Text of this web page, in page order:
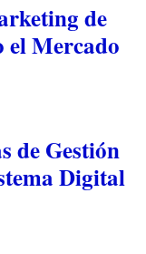
de
el Mercado
de Gestión
Digital